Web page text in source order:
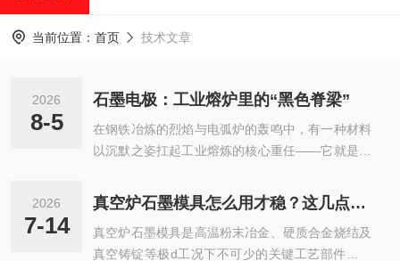
当前位置： 首页 技术文章
2026
8-5
石墨电极：工业熔炉里的“黑色脊梁”
在钢铁冶炼的烈焰与电弧炉的轰鸣中，有一种材料
以沉默之姿扛起工业熔炼的核心重任——它就是石
特性能，成为现代工业熔炉中的“黑色脊梁”，支撑
着高温熔炼工艺的高效运转。石墨电极的核心优
势，源于石墨与生俱来的特性。石墨是碳元素的同
素异形体，层状结构赋予了它很高的导电性与热稳
2026
7-14
真空炉石墨模具怎么用才稳？这几点注意事项，越早知道越省心
真空炉石墨模具是高温粉末冶金、硬质合金烧结及
真空铸锭等极d工况下不可少的关键工艺部件。它